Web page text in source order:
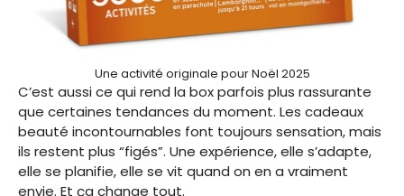
Une activité originale pour Noël 2025
C’est aussi ce qui rend la box parfois plus rassurante
que certaines tendances du moment. Les cadeaux
beauté incontournables font toujours sensation, mais
ils restent plus “figés”. Une expérience, elle s’adapte,
elle se planifie, elle se vit quand on en a vraiment
envie. Et ça change tout.